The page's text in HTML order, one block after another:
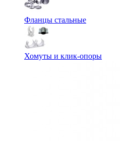
Фланцы стальные
Хомуты и клик-опоры